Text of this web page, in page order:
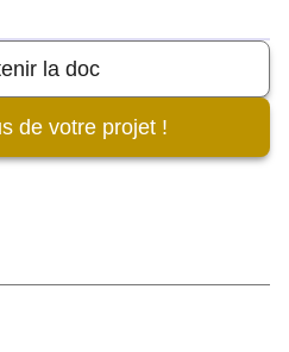
la doc
de votre projet !